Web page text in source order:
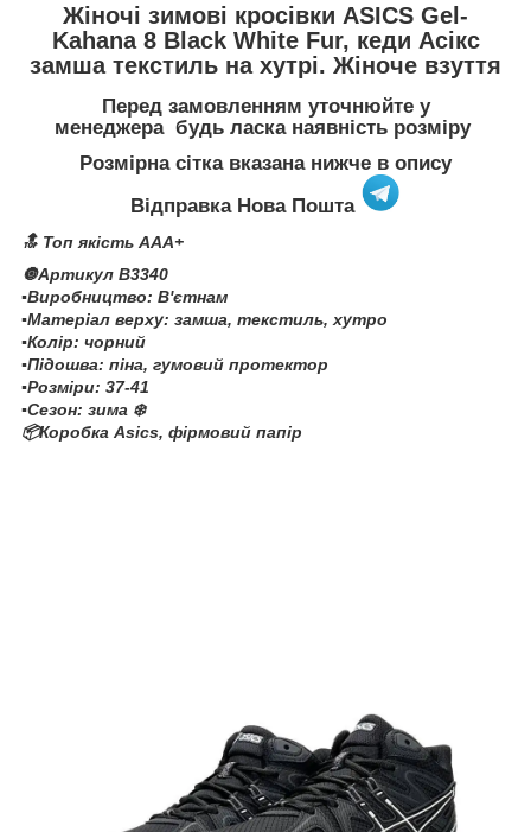
Жіночі зимові кросівки ASICS Gel-
Kahana 8 Black White Fur, кеди Асікс
замша текстиль на хутрі. Жіноче взуття
Перед замовленням уточнюйте у
менеджера будь ласка наявність розміру
Розмірна сітка вказана нижче в опису
Відправка Нова Пошта
🔝 Топ якість AAA+
🔘Артикул B3340
▪️Виробництво: В'єтнам
▪️Матеріал верху: замша, текстиль, хутро
▪️Колір: чорний
▪️Підошва: піна, гумовий протектор
▪️Розміри: 37-41
▪️Сезон: зима ❄️
📦Коробка Asics, фірмовий папір